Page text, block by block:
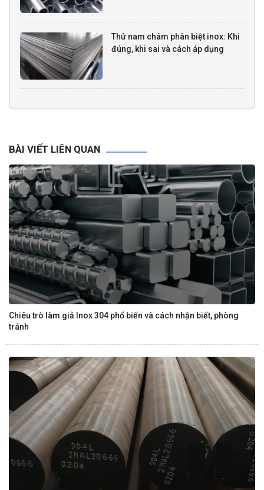
Thử nam châm phân biệt inox: Khi
đúng, khi sai và cách áp dụng
BÀI VIẾT LIÊN QUAN
Chiêu trò làm giả Inox 304 phổ biến và cách nhận biết, phòng
tránh